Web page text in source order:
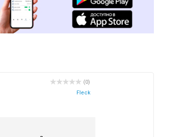
(0)
Fleck